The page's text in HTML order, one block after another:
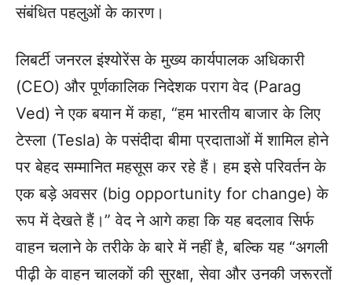
संबंधित पहलुओं के कारण।
लिबर्टी जनरल इंश्योरेंस के मुख्य कार्यपालक अधिकारी
(CEO) और पूर्णकालिक निदेशक पराग वेद (Parag
Ved) ने एक बयान में कहा, “हम भारतीय बाजार के लिए
टेस्ला (Tesla) के पसंदीदा बीमा प्रदाताओं में शामिल होने
पर बेहद सम्मानित महसूस कर रहे हैं। हम इसे परिवर्तन के
एक बड़े अवसर (big opportunity for change) के
रूप में देखते हैं।” वेद ने आगे कहा कि यह बदलाव सिर्फ
वाहन चलाने के तरीके के बारे में नहीं है, बल्कि यह “अगली
पीढ़ी के वाहन चालकों की सुरक्षा, सेवा और उनकी जरूरतों